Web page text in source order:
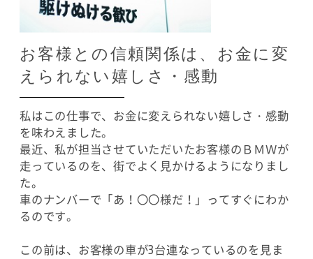
お客様との信頼関係は、お金に変
えられない嬉しさ・感動
私はこの仕事で、お金に変えられない嬉しさ・感動
を味わえました。
最近、私が担当させていただいたお客様のＢＭＷが
走っているのを、街でよく見かけるようになりまし
た。
車のナンバーで「あ！〇〇様だ！」ってすぐにわか
るのです。
この前は、お客様の車が3台連なっているのを見ま